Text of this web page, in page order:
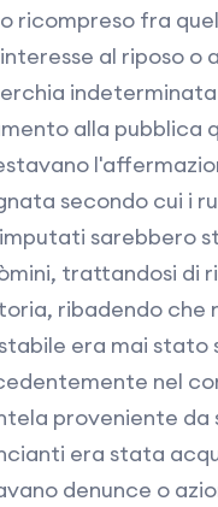
ricompreso fra
al riposo o
alla pubblica
secondo cui i
sarebbero
trattandosi di
ribadendo che
era mai
nel
proveniente da
era stata
denunce o